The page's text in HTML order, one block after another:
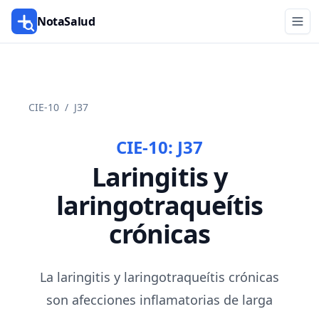
NotaSalud
CIE-10 / J37
CIE-10: J37
Laringitis y
laringotraqueítis
crónicas
La laringitis y laringotraqueítis crónicas
son afecciones inflamatorias de larga